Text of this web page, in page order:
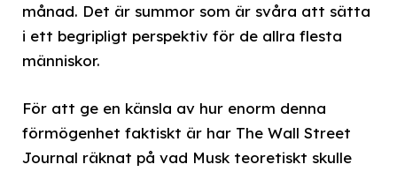
månad. Det är summor som är svåra att sätta
i ett begripligt perspektiv för de allra flesta
människor.
För att ge en känsla av hur enorm denna
förmögenhet faktiskt är har The Wall Street
Journal räknat på vad Musk teoretiskt skulle